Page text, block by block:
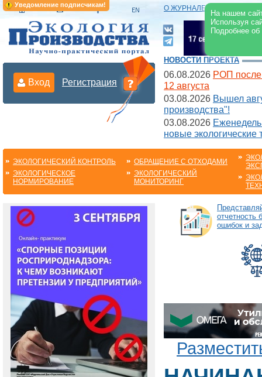
Уведомление подписчикам!
На нашем
Используя
Подробнее
О ЖУРНАЛЕ |
Вход Регистрация
НОВОСТИ ПРОЕКТА
06.08.2026 РОП после
12 августа
03.08.2026 Вышел
производства"!
03.08.2026
новые экологические
ЭКОЛОГИЧЕСКИЙ КОНТРОЛЬ
ЭКОЛОГИЧЕСКОЕ
НОРМИРОВАНИЕ
ОБРАЩЕНИЕ С ОТХОДАМИ
ЭКОЛОГИЧЕСКИЙ
МОНИТОРИНГ
отчетность
ошибок и